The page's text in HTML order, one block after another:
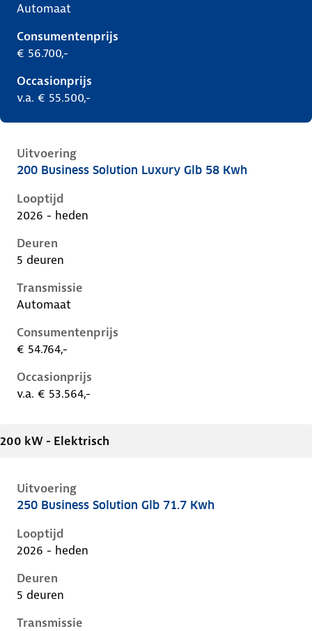
Automaat
Consumentenprijs
€ 56.700,-
Occasionprijs
v.a. € 55.500,-
Uitvoering
Mercedes Glb-Klasse ii-x248, glb 58 kwh, 165 kW,
200 Business Solution Luxury Glb 58 Kwh
Looptijd
2026 - heden
Deuren
5 deuren
Transmissie
Automaat
Consumentenprijs
€ 54.764,-
Occasionprijs
v.a. € 53.564,-
200 kW - Elektrisch
Uitvoering
Mercedes Glb-Klasse ii-x248, glb 71.7 kwh, 200 kW,
250 Business Solution Glb 71.7 Kwh
Looptijd
2026 - heden
Deuren
5 deuren
Transmissie